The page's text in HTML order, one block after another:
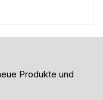
Produkte und